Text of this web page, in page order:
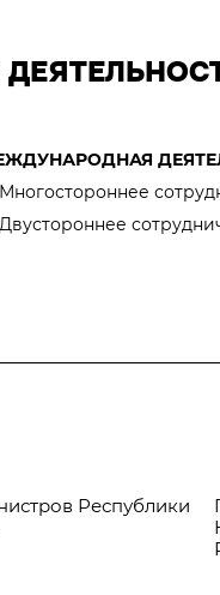
Многостороннее
Двустороннее
Республики